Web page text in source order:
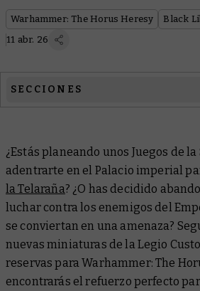
Warhammer: The Horus Heresy Black
11 abr. 26
SECCIONES
Black Library
¿Estás planeando unos Juegos de la
adentrarte en el Palacio imperial
la Telaraña? ¿O has decidido
luchar contra los enemigos del
se conviertan en una amenaza?
nuevas miniaturas de la Legio
reservas para Warhammer: The
encontrarás el refuerzo perfecto